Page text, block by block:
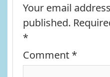
Your email
published.
*
Comment *